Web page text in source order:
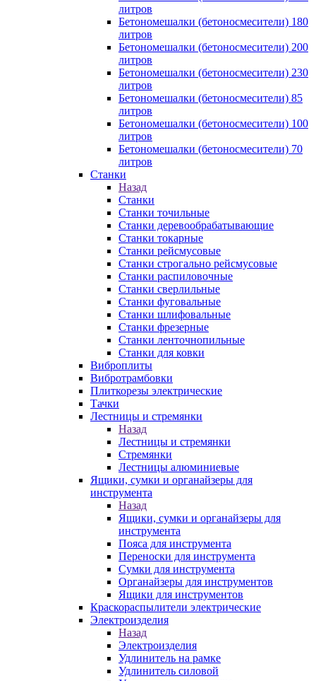
литров
Бетономешалки (бетоносмесители) 180
литров
Бетономешалки (бетоносмесители) 200
литров
Бетономешалки (бетоносмесители) 230
литров
Бетономешалки (бетоносмесители) 85
литров
Бетономешалки (бетоносмесители) 100
литров
Бетономешалки (бетоносмесители) 70
литров
Станки
Назад
Станки
Станки точильные
Станки деревообрабатывающие
Станки токарные
Станки рейсмусовые
Станки строгально рейсмусовые
Станки распиловочные
Станки сверлильные
Станки фуговальные
Станки шлифовальные
Станки фрезерные
Станки ленточнопильные
Станки для ковки
Виброплиты
Вибротрамбовки
Плиткорезы электрические
Тачки
Лестницы и стремянки
Назад
Лестницы и стремянки
Стремянки
Лестницы алюминиевые
Ящики, сумки и органайзеры для
инструмента
Назад
Ящики, сумки и органайзеры для
инструмента
Пояса для инструмента
Переноски для инструмента
Сумки для инструмента
Органайзеры для инструментов
Ящики для инструментов
Краскораспылители электрические
Электроизделия
Назад
Электроизделия
Удлинитель на рамке
Удлинитель силовой